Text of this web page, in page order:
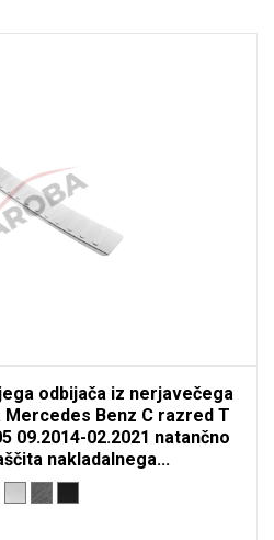
odbijača iz nerjavečega
Benz C razred T
09.2014-02.2021 natančno
nakladalnega...